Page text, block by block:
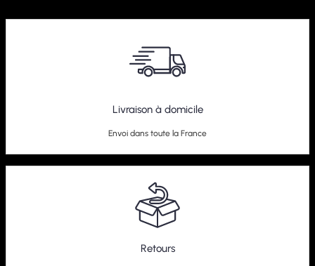
Livraison à domicile
Envoi dans toute la France
Retours